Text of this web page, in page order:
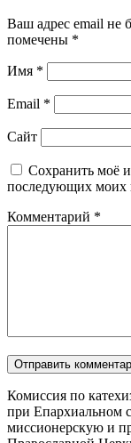
Ваш адрес email не
помечены *
Имя *
Email *
Сайт
Сохранить моё
последующих моих
Комментарий *
Комиссия по
при Епархиальном
миссионерскую и